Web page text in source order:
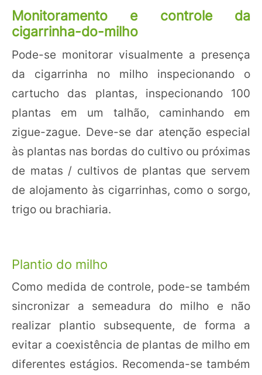
Monitoramento e controle da
cigarrinha-do-milho
Pode-se monitorar visualmente a presença
da cigarrinha no milho inspecionando o
cartucho das plantas, inspecionando 100
plantas em um talhão, caminhando em
zigue-zague. Deve-se dar atenção especial
às plantas nas bordas do cultivo ou próximas
de matas / cultivos de plantas que servem
de alojamento às cigarrinhas, como o sorgo,
trigo ou brachiaria.
Plantio do milho
Como medida de controle, pode-se também
sincronizar a semeadura do milho e não
realizar plantio subsequente, de forma a
evitar a coexistência de plantas de milho em
diferentes estágios. Recomenda-se também